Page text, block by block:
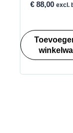
€88,00 excl.